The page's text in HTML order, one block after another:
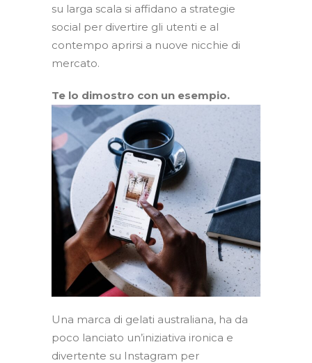
su larga scala si affidano a strategie
social per divertire gli utenti e al
contempo aprirsi a nuove nicchie di
mercato.
Te lo dimostro con un esempio.
Una marca di gelati australiana, ha da
poco lanciato un’iniziativa ironica e
divertente su Instagram per